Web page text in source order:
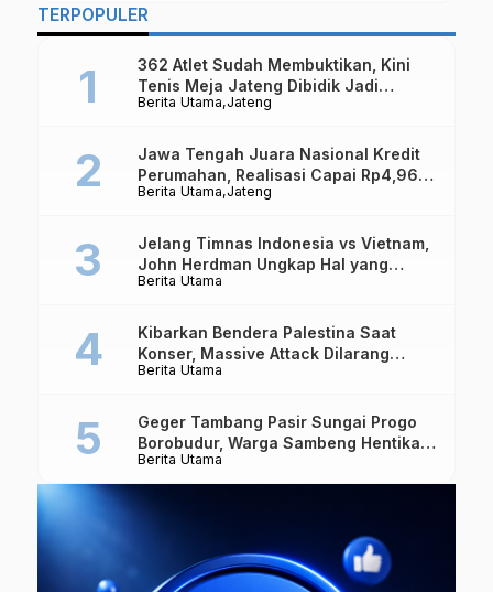
TERPOPULER
Berita Utama Jateng
362 Atlet Sudah Membuktikan, Kini
Tenis Meja Jateng Dibidik Jadi
Kekuatan Nasional
Berita Utama Jateng
Jawa Tengah Juara Nasional Kredit
Perumahan, Realisasi Capai Rp4,96
Triliun
Berita Utama
Jelang Timnas Indonesia vs Vietnam,
John Herdman Ungkap Hal yang
Dipertaruhkan
Berita Utama
Kibarkan Bendera Palestina Saat
Konser, Massive Attack Dilarang
Masuk Singapura Lagi
Berita Utama
Geger Tambang Pasir Sungai Progo
Borobudur, Warga Sambeng Hentikan
Alat Berat dan Usir Truk